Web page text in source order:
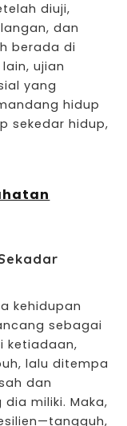
diuji,
dan
berada di
ujian
yang
hidup
sekedar hidup,
kehidupan
sebagai
ketiadaan,
lalu ditempa
dan
miliki. Maka,
—tangguh,